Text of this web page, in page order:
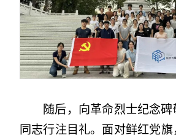
随后，向革命烈士纪念
同志行注目礼。面对鲜红党